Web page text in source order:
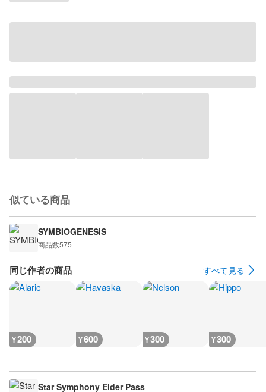
似ている商品
SYMBIOGENESIS
商品数575
同じ作者の商品 すべて見る
¥200 ¥600 ¥300 ¥300
Star Symphony Elder Pass